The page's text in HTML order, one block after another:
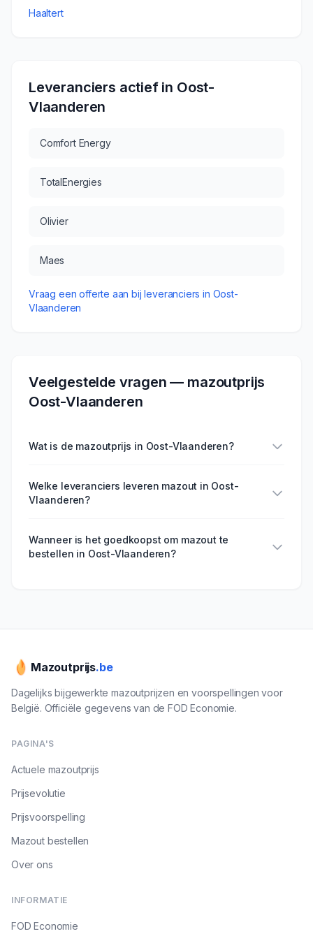
Haaltert
Leveranciers actief in Oost-
Vlaanderen
Comfort Energy
TotalEnergies
Olivier
Maes
Vraag een offerte aan bij leveranciers in Oost-
Vlaanderen
Veelgestelde vragen — mazoutprijs
Oost-Vlaanderen
Wat is de mazoutprijs in Oost-Vlaanderen?
Welke leveranciers leveren mazout in Oost-
Vlaanderen?
Wanneer is het goedkoopst om mazout te
bestellen in Oost-Vlaanderen?
Mazoutprijs.be
Dagelijks bijgewerkte mazoutprijzen en voorspellingen voor
België. Officiële gegevens van de FOD Economie.
PAGINA'S
Actuele mazoutprijs
Prijsevolutie
Prijsvoorspelling
Mazout bestellen
Over ons
INFORMATIE
FOD Economie